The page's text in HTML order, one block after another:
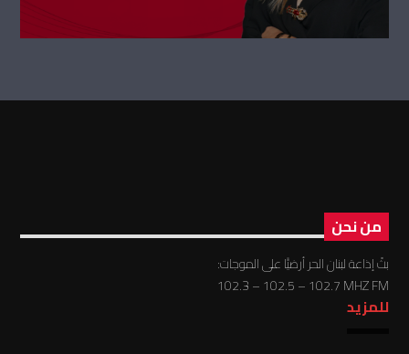
من نحن
بثّ إذاعة لبنان الحر أرضيًّا على الموجات:
102.3 – 102.5 – 102.7 MHZ FM
للمزيد